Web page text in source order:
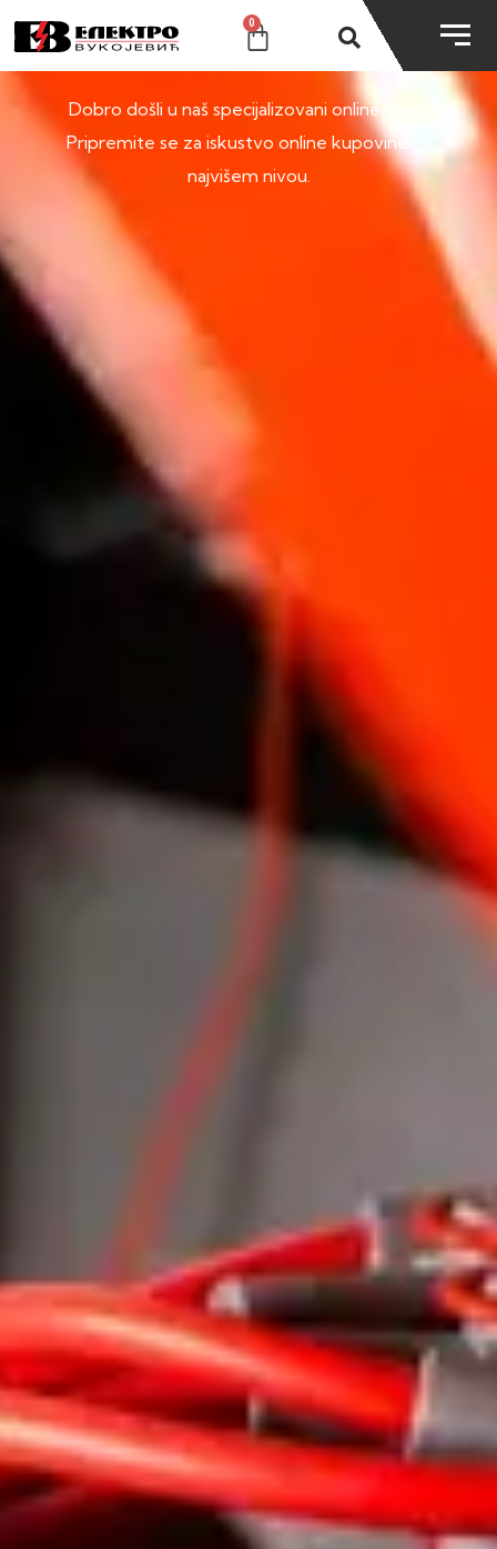
0
SHOP
Dobro došli u naš specijalizovani online shop.
Pripremite se za iskustvo online kupovine na
najvišem nivou.